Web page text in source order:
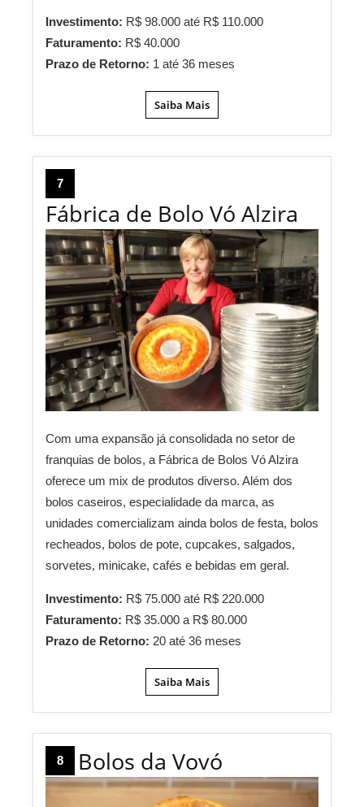
Investimento: R$ 98.000 até R$ 110.000
Faturamento: R$ 40.000
Prazo de Retorno: 1 até 36 meses
Saiba Mais
7
Fábrica de Bolo Vó Alzira
Com uma expansão já consolidada no setor de
franquias de bolos, a Fábrica de Bolos Vó Alzira
oferece um mix de produtos diverso. Além dos
bolos caseiros, especialidade da marca, as
unidades comercializam ainda bolos de festa, bolos
recheados, bolos de pote, cupcakes, salgados,
sorvetes, minicake, cafés e bebidas em geral.
Investimento: R$ 75.000 até R$ 220.000
Faturamento: R$ 35.000 a R$ 80.000
Prazo de Retorno: 20 até 36 meses
Saiba Mais
8 Bolos da Vovó